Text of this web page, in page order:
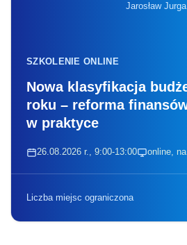
Jarosław Jurga
SZKOLENIE ONLINE
Nowa klasyfikacja
roku – reforma
w praktyce
26.08.2026 r., 9:00-13:00 online,
Liczba miejsc ograniczona